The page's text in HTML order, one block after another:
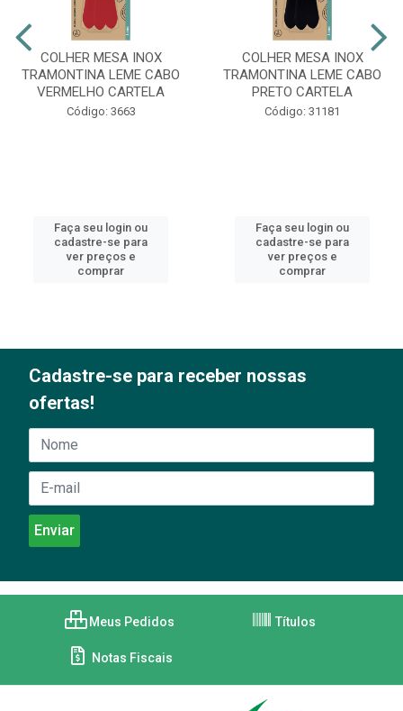
COLHER MESA INOX
TRAMONTINA LEME CABO
VERMELHO CARTELA
Código: 3663
Faça seu login ou
cadastre-se para
ver preços e
comprar
COLHER MESA INOX
TRAMONTINA LEME CABO
PRETO CARTELA
Código: 31181
Faça seu login ou
cadastre-se para
ver preços e
comprar
Cadastre-se para receber nossas
ofertas!
Meus Pedidos Títulos
Notas Fiscais